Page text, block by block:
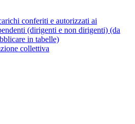
conferiti e autorizzati ai
(dirigenti e non dirigenti) (da
in tabelle)
collettiva